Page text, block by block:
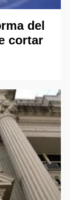
del
cortar